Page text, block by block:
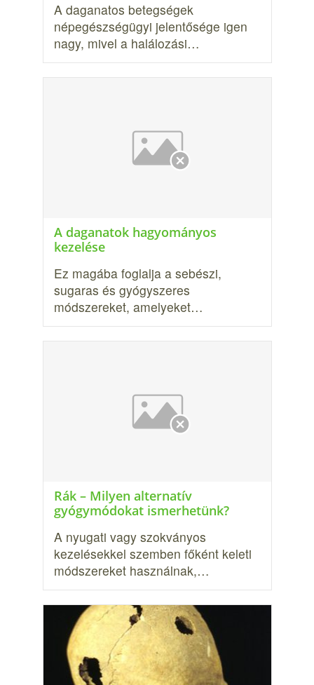
A daganatos betegségek
népegészségügyi jelentősége igen
nagy, mivel a halá­lozási…
A daganatok hagyományos
kezelése
Ez magába foglalja a sebészi,
sugaras és gyógyszeres
módszereket, ame­lyeket…
Rák – Milyen alternatív
gyógymódokat ismerhetünk?
A nyugati vagy szokványos
kezelésekkel szemben főként keleti
módszere­ket használnak,…